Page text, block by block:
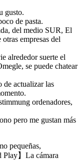
gusto.
de pasta.
del medio SUR, El
empresas del
alrededor suerte el
se puede chatear
de actualizar las
ordenadores,
pero me gustan más
pequeñas,
Play】La cámara